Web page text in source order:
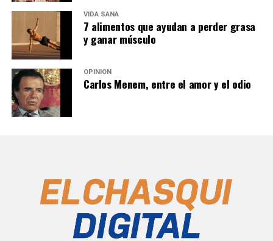
VIDA SANA
7 alimentos que ayudan a perder grasa
y ganar músculo
OPINIÓN
Carlos Menem, entre el amor y el odio